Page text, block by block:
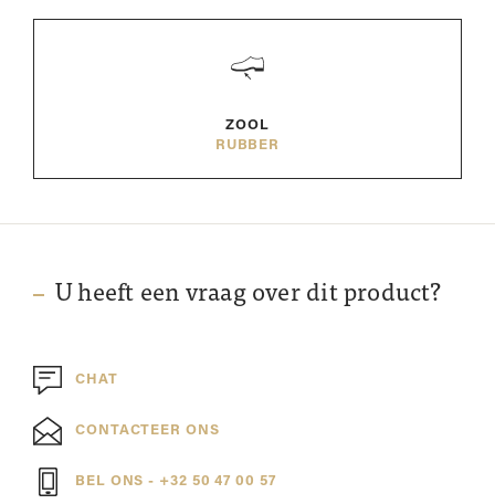
ZOOL
RUBBER
U heeft een vraag over dit product?
CHAT
CONTACTEER ONS
BEL ONS - +32 50 47 00 57